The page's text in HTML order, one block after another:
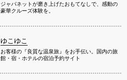
ジャパネットが磨き上げたおもてなしで、感動の
豪華クルーズ体験を。
ゆこゆこ
お客様の『良質な温泉旅』をお手伝い。国内の旅
館・宿・ホテルの宿泊予約サイト